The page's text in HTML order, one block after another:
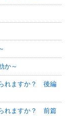
か～
れますか？ 後編
れますか？ 前篇